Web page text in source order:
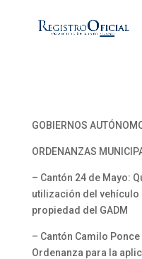
GOBIERNOS
ORDENANZAS
– Cantón 24 de Mayo:
utilización del
propiedad del GADM
– Cantón Camilo
Ordenanza para la